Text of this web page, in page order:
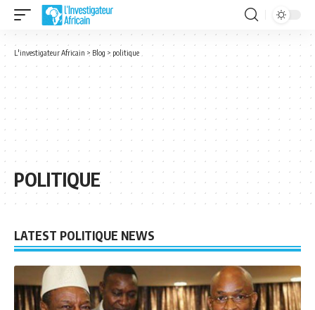
L'investigateur Africain > Blog > politique
POLITIQUE
LATEST POLITIQUE NEWS